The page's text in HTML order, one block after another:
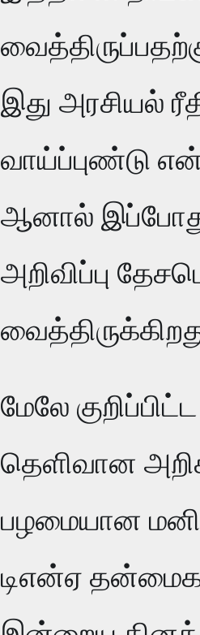
இது அரசியல்
வாய்ப்புண்டு
ஆனால் இப்போது
அறிவிப்பு
மேலே
தெளிவான
பழமையான மனித
டிஎன்ஏ